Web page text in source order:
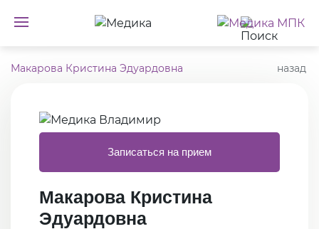
Макарова Кристина Эдуардовна назад
Записаться на прием
Макарова Кристина
Эдуардовна